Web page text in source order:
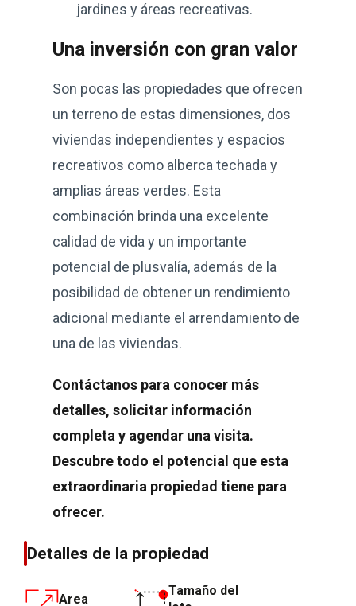
jardines y áreas recreativas.
Una inversión con gran valor
Son pocas las propiedades que ofrecen
un terreno de estas dimensiones, dos
viviendas independientes y espacios
recreativos como alberca techada y
amplias áreas verdes. Esta
combinación brinda una excelente
calidad de vida y un importante
potencial de plusvalía, además de la
posibilidad de obtener un rendimiento
adicional mediante el arrendamiento de
una de las viviendas.
Contáctanos para conocer más
detalles, solicitar información
completa y agendar una visita.
Descubre todo el potencial que esta
extraordinaria propiedad tiene para
ofrecer.
Detalles de la propiedad
Area
Tamaño del